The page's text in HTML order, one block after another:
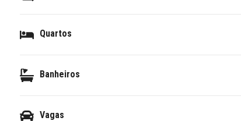
Quartos
Banheiros
Vagas